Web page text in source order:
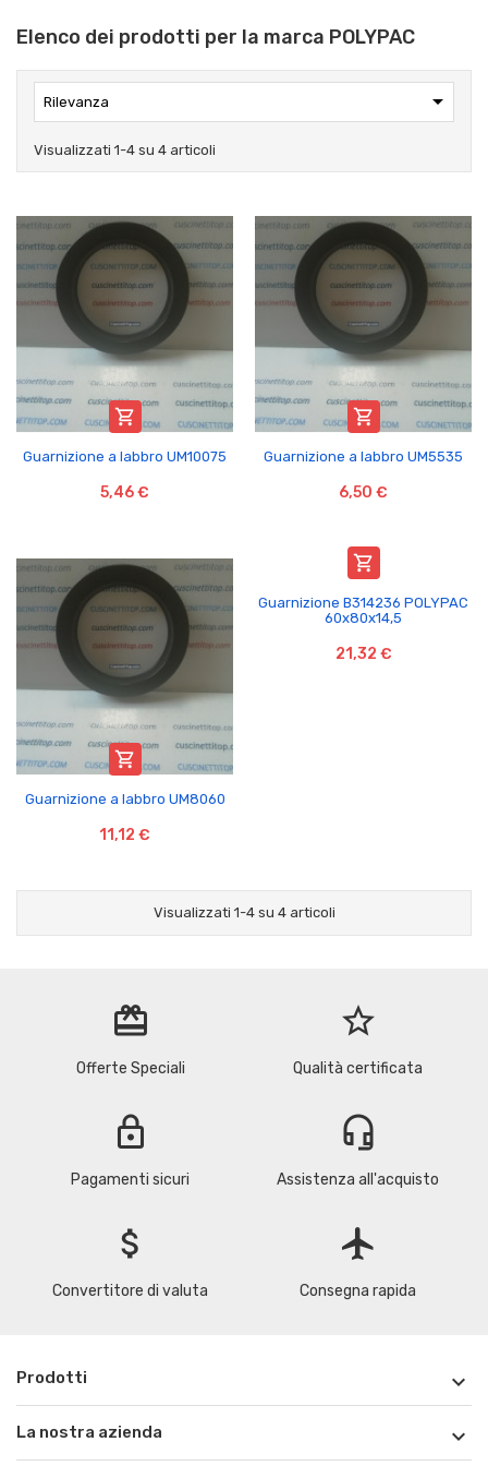
Elenco dei prodotti per la marca POLYPAC
Rilevanza 
Visualizzati 1-4 su 4 articoli

Guarnizione a labbro UM10075
5,46 €

Guarnizione a labbro UM5535
6,50 €

Guarnizione a labbro UM8060
11,12 €

Guarnizione B314236 POLYPAC
60x80x14,5
21,32 €
Visualizzati 1-4 su 4 articoli
redeem
Offerte Speciali
star_border
Qualità certificata
lock
Pagamenti sicuri
headset_mic
Assistenza all'acquisto
attach_money
Convertitore di valuta
flight
Consegna rapida
Prodotti 
La nostra azienda 